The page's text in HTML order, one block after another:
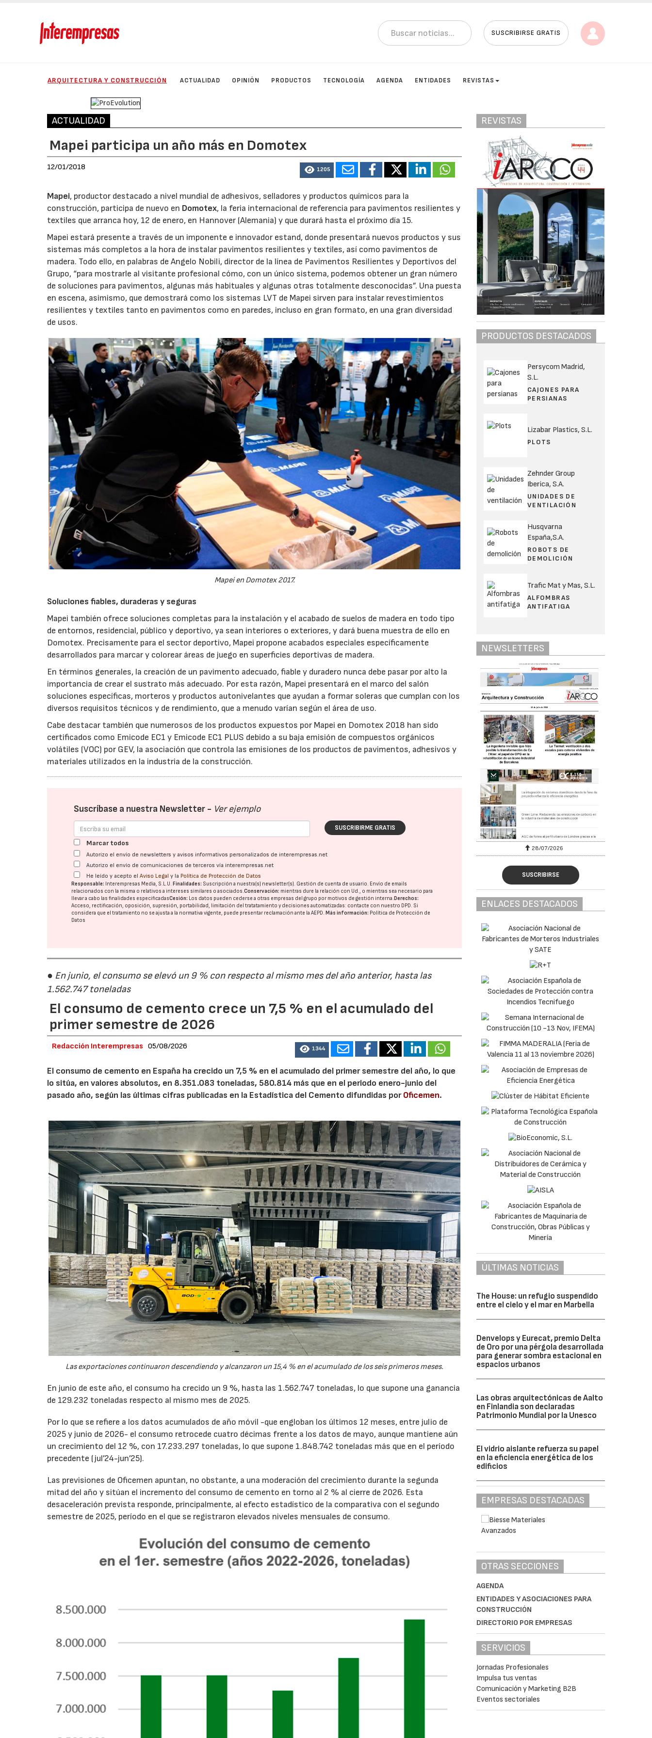
SUSCRIBIRSE GRATIS
ARQUITECTURA Y CONSTRUCCIÓN ACTUALIDAD OPINIÓN PRODUCTOS TECNOLOGÍA AGENDA ENTIDADES REVISTAS
ACTUALIDAD
Mapei participa un año más en Domotex
12/01/2018 1205
Mapei, productor destacado a nivel mundial de adhesivos, selladores y productos químicos para la
construcción, participa de nuevo en Domotex, la feria internacional de referencia para pavimentos resilientes y
textiles que arranca hoy, 12 de enero, en Hannover (Alemania) y que durará hasta el próximo día 15.
Mapei estará presente a través de un imponente e innovador estand, donde presentará nuevos productos y sus
sistemas más completos a la hora de instalar pavimentos resilientes y textiles, así como pavimentos de
madera. Todo ello, en palabras de Angelo Nobili, director de la línea de Pavimentos Resilientes y Deportivos del
Grupo, “para mostrarle al visitante profesional cómo, con un único sistema, podemos obtener un gran número
de soluciones para pavimentos, algunas más habituales y algunas otras totalmente desconocidas”. Una puesta
en escena, asimismo, que demostrará como los sistemas LVT de Mapei sirven para instalar revestimientos
resilientes y textiles tanto en pavimentos como en paredes, incluso en gran formato, en una gran diversidad
de usos.
Mapei en Domotex 2017.
Soluciones fiables, duraderas y seguras
Mapei también ofrece soluciones completas para la instalación y el acabado de suelos de madera en todo tipo
de entornos, residencial, público y deportivo, ya sean interiores o exteriores, y dará buena muestra de ello en
Domotex. Precisamente para el sector deportivo, Mapei propone acabados especiales específicamente
desarrollados para marcar y colorear áreas de juego en superficies deportivas de madera.
En términos generales, la creación de un pavimento adecuado, fiable y duradero nunca debe pasar por alto la
importancia de crear el sustrato más adecuado. Por esta razón, Mapei presentará en el marco del salón
soluciones específicas, morteros y productos autonivelantes que ayudan a formar soleras que cumplan con los
diversos requisitos técnicos y de rendimiento, que a menudo varían según el área de uso.
Cabe destacar también que numerosos de los productos expuestos por Mapei en Domotex 2018 han sido
certificados como Emicode EC1 y Emicode EC1 PLUS debido a su baja emisión de compuestos orgánicos
volátiles (VOC) por GEV, la asociación que controla las emisiones de los productos de pavimentos, adhesivos y
materiales utilizados en la industria de la construcción.
Suscríbase a nuestra Newsletter - Ver ejemplo
SUSCRIBIRME GRATIS
Marcar todos
Autorizo el envío de newsletters y avisos informativos personalizados de interempresas.net
Autorizo el envío de comunicaciones de terceros vía interempresas.net
He leído y acepto elAviso Legal y la Política de Protección de Datos
Responsable: Interempresas Media, S.L.U. Finalidades: Suscripción a nuestra(s) newsletter(s). Gestión de cuenta de usuario. Envío de emails
relacionados con la misma o relativos a intereses similares o asociados.Conservación: mientras dure la relación con Ud., o mientras sea necesario para
llevar a cabo las finalidades especificadasCesión: Los datos pueden cederse a otras empresas del grupo por motivos de gestión interna. Derechos:
Acceso, rectificación, oposición, supresión, portabilidad, limitación del tratatamiento y decisiones automatizadas: contacte con nuestro DPD. Si
considera que el tratamiento no se ajusta a la normativa vigente, puede presentar reclamación ante laAEPD. Más información: Política de Protección de
Datos
● En junio, el consumo se elevó un 9 % con respecto al mismo mes del año anterior, hasta las
1.562.747 toneladas
El consumo de cemento crece un 7,5 % en el acumulado del
primer semestre de 2026
Redacción Interempresas 05/08/2026 1344
El consumo de cemento en España ha crecido un 7,5 % en el acumulado del primer semestre del año, lo que
lo sitúa, en valores absolutos, en 8.351.083 toneladas, 580.814 más que en el periodo enero-junio del
pasado año, según las últimas cifras publicadas en la Estadística del Cemento difundidas porOficemen.
Las exportaciones continuaron descendiendo y alcanzaron un 15,4 % en el acumulado de los seis primeros meses.
En junio de este año, el consumo ha crecido un 9 %, hasta las 1.562.747 toneladas, lo que supone una ganancia
de 129.232 toneladas respecto al mismo mes de 2025.
Por lo que se refiere a los datos acumulados de año móvil -que engloban los últimos 12 meses, entre julio de
2025 y junio de 2026- el consumo retrocede cuatro décimas frente a los datos de mayo, aunque mantiene aún
un crecimiento del 12 %, con 17.233.297 toneladas, lo que supone 1.848.742 toneladas más que en el período
precedente (jul’24-jun’25).
Las previsiones de Oficemen apuntan, no obstante, a una moderación del crecimiento durante la segunda
mitad del año y sitúan el incremento del consumo de cemento en torno al 2 % al cierre de 2026. Esta
desaceleración prevista responde, principalmente, al efecto estadístico de la comparativa con el segundo
semestre de 2025, período en el que se registraron elevados niveles mensuales de consumo.
REVISTAS
PRODUCTOS DESTACADOS
Persycom Madrid,
S.L.
CAJONES PARA
PERSIANAS
Lizabar Plastics, S.L.
PLOTS
Zehnder Group
Iberica, S.A.
UNIDADES DE
VENTILACIÓN
Husqvarna
España,S.A.
ROBOTS DE
DEMOLICIÓN
Trafic Mat y Mas, S.L.
ALFOMBRAS
ANTIFATIGA
NEWSLETTERS
28/07/2026
SUSCRIBIRSE
ENLACES DESTACADOS
ÚLTIMAS NOTICIAS
The House: un refugio suspendido
entre el cielo y el mar en Marbella
Denvelops y Eurecat, premio Delta
de Oro por una pérgola desarrollada
para generar sombra estacional en
espacios urbanos
Las obras arquitectónicas de Aalto
en Finlandia son declaradas
Patrimonio Mundial por la Unesco
El vidrio aislante refuerza su papel
en la eficiencia energética de los
edificios
EMPRESAS DESTACADAS
OTRAS SECCIONES
AGENDA
ENTIDADES Y ASOCIACIONES PARA
CONSTRUCCIÓN
DIRECTORIO POR EMPRESAS
SERVICIOS
Jornadas Profesionales
Impulsa tus ventas
Comunicación y Marketing B2B
Eventos sectoriales